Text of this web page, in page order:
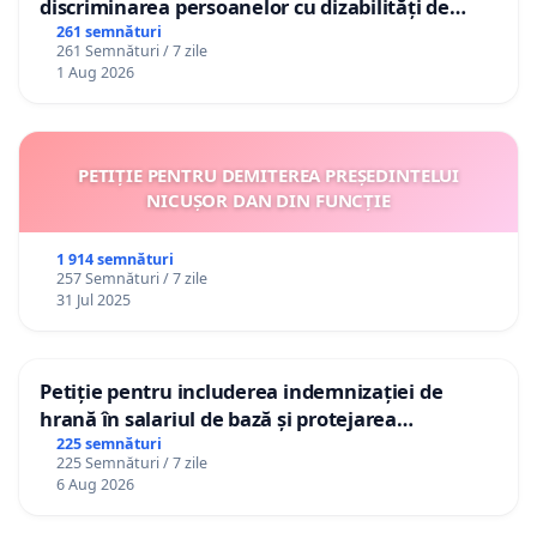
discriminarea persoanelor cu dizabilități de
către utilizatorul TikTok „Gorici”
261 semnături
261 Semnături / 7 zile
1 Aug 2026
PETIȚIE PENTRU DEMITEREA PREȘEDINTELUI
NICUȘOR DAN DIN FUNCȚIE
1 914 semnături
257 Semnături / 7 zile
31 Jul 2025
Petiție pentru includerea indemnizației de
hrană în salariul de bază și protejarea
gradațiilor de vechime pentru asistenții
personali
225 semnături
225 Semnături / 7 zile
6 Aug 2026